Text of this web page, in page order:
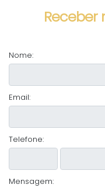
Receber
Nome:
Email:
Telefone:
Mensagem: